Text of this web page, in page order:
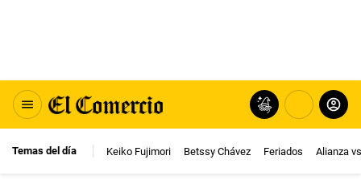
Temas del día Keiko Fujimori Betssy Chávez Feriados Alianza